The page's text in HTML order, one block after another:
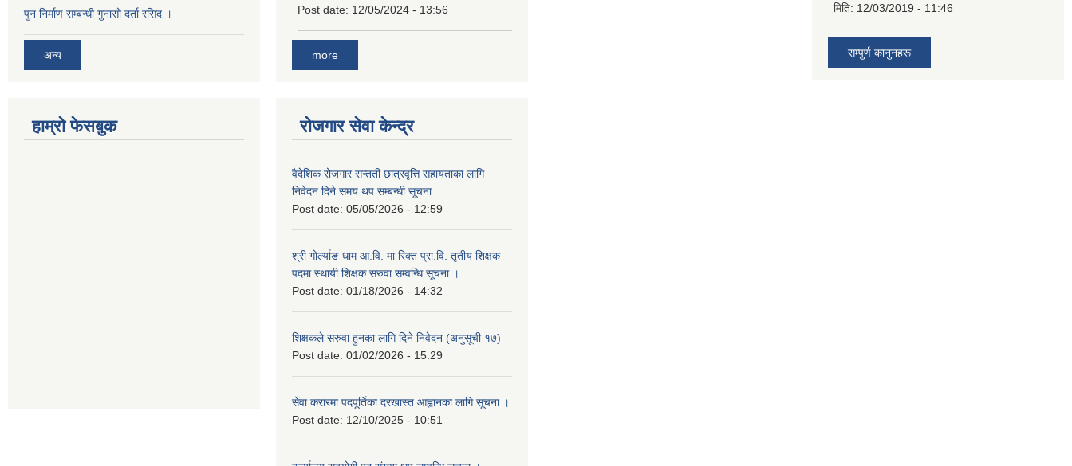
पुन निर्माण सम्बन्धी गुनासो दर्ता रसिद ।
अन्य
Post date: 12/05/2024 - 13:56
more
मिति: 12/03/2019 - 11:46
सम्पुर्ण कानुनहरू
हाम्रो फेसबुक रोजगार सेवा केन्द्र
वैदेशिक रोजगार सन्तती छात्रवृत्ति सहायताका लागि
निवेदन दिने समय थप सम्बन्धी सूचना
Post date: 05/05/2026 - 12:59
श्री गोर्ल्याङ धाम आ.वि. मा रिक्त प्रा.वि. तृतीय शिक्षक
पदमा स्थायी शिक्षक सरुवा सम्वन्धि सूचना ।
Post date: 01/18/2026 - 14:32
शिक्षकले सरुवा हुनका लागि दिने निवेदन (अनुसूची १७)
Post date: 01/02/2026 - 15:29
सेवा करारमा पदपूर्तिका दरखास्त आह्वानका लागि सूचना ।
Post date: 12/10/2025 - 10:51